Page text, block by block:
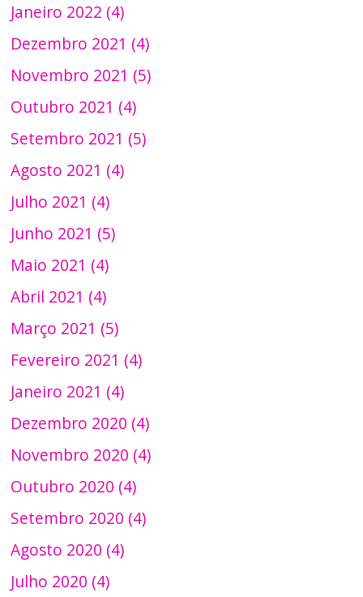
Janeiro 2022 (4)
Dezembro 2021 (4)
Novembro 2021 (5)
Outubro 2021 (4)
Setembro 2021 (5)
Agosto 2021 (4)
Julho 2021 (4)
Junho 2021 (5)
Maio 2021 (4)
Abril 2021 (4)
Março 2021 (5)
Fevereiro 2021 (4)
Janeiro 2021 (4)
Dezembro 2020 (4)
Novembro 2020 (4)
Outubro 2020 (4)
Setembro 2020 (4)
Agosto 2020 (4)
Julho 2020 (4)